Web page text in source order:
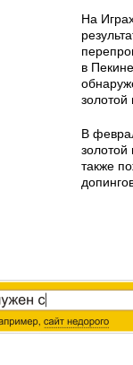
На
в
В
также